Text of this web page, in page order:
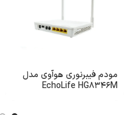
مودم فیبرنوری هوآوی مدل
EchoLife HG8346M